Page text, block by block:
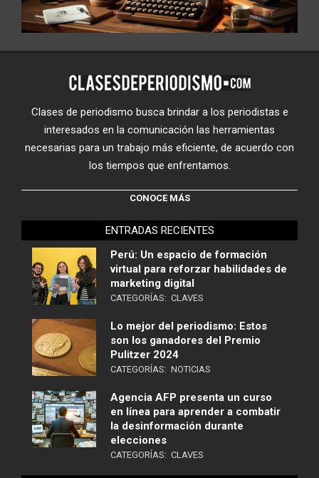
Clases de periodismo busca brindar a los periodistas e
interesados en la comunicación las herramientas
necesarias para un trabajo más eficiente, de acuerdo con
los tiempos que enfrentamos.
CONOCE MÁS
ENTRADAS RECIENTES
Perú: Un espacio de formación
virtual para reforzar habilidades de
marketing digital
CATEGORÍAS: CLAVES
Lo mejor del periodismo: Estos
son los ganadores del Premio
Pulitzer 2024
CATEGORÍAS: NOTICIAS
Agencia AFP presenta un curso
en línea para aprender a combatir
la desinformación durante
elecciones
CATEGORÍAS: CLAVES